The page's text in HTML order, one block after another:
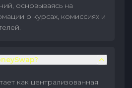
основываясь на
о курсах, комиссиях и
как централизованная